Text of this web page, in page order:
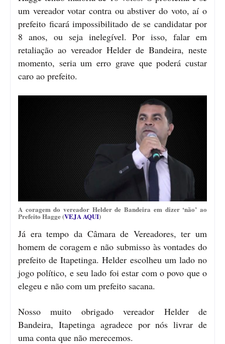
um vereador votar contra ou abstiver do voto, aí o
prefeito ficará impossibilitado de se candidatar por
8 anos, ou seja inelegível. Por isso, falar em
retaliação ao vereador Helder de Bandeira, neste
momento, seria um erro grave que poderá custar
caro ao prefeito.
A coragem do vereador Helder de Bandeira em dizer ‘não’ ao
Prefeito Hagge (VEJA AQUI)
Já era tempo da Câmara de Vereadores, ter um
homem de coragem e não submisso às vontades do
prefeito de Itapetinga. Helder escolheu um lado no
jogo político, e seu lado foi estar com o povo que o
elegeu e não com um prefeito sacana.
Nosso muito obrigado vereador Helder de
Bandeira, Itapetinga agradece por nós livrar de
uma conta que não merecemos.